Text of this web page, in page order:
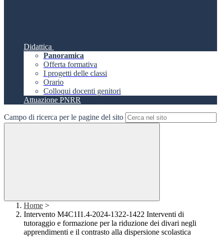
Didattica
Panoramica
Offerta formativa
I progetti delle classi
Orario
Colloqui docenti genitori
Attuazione PNRR
Campo di ricerca per le pagine del sito
Home >
Intervento M4C1I1.4-2024-1322-1422 Interventi di
tutoraggio e formazione per la riduzione dei divari negli
apprendimenti e il contrasto alla dispersione scolastica